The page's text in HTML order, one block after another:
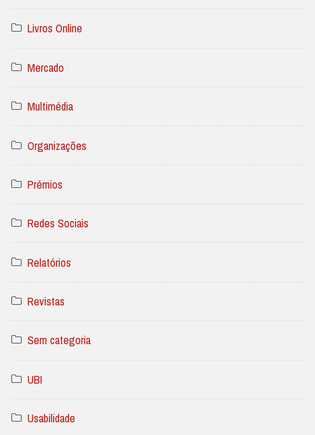
Livros Online
Mercado
Multimédia
Organizações
Prémios
Redes Sociais
Relatórios
Revistas
Sem categoria
UBI
Usabilidade